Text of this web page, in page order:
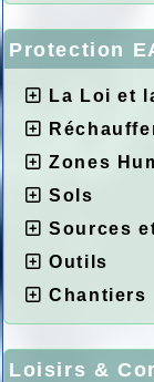
Protection
La Loi et
Zones
Sols
Sources
Outils
Chantiers
Loisirs &